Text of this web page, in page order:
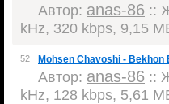
Автор: anas-86 ::
kHz, 320 kbps, 9,15
52 Mohsen Chavoshi - Bekhon
Автор: anas-86 ::
kHz, 128 kbps, 5,61